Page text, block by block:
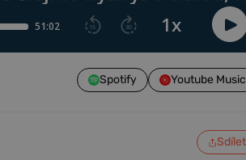
Spotify Youtube Music
Sdílet